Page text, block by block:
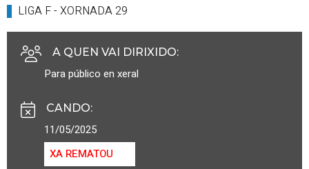
LIGA F - XORNADA 29
A QUEN VAI DIRIXIDO:
Para público en xeral
CANDO:
11/05/2025
XA REMATOU